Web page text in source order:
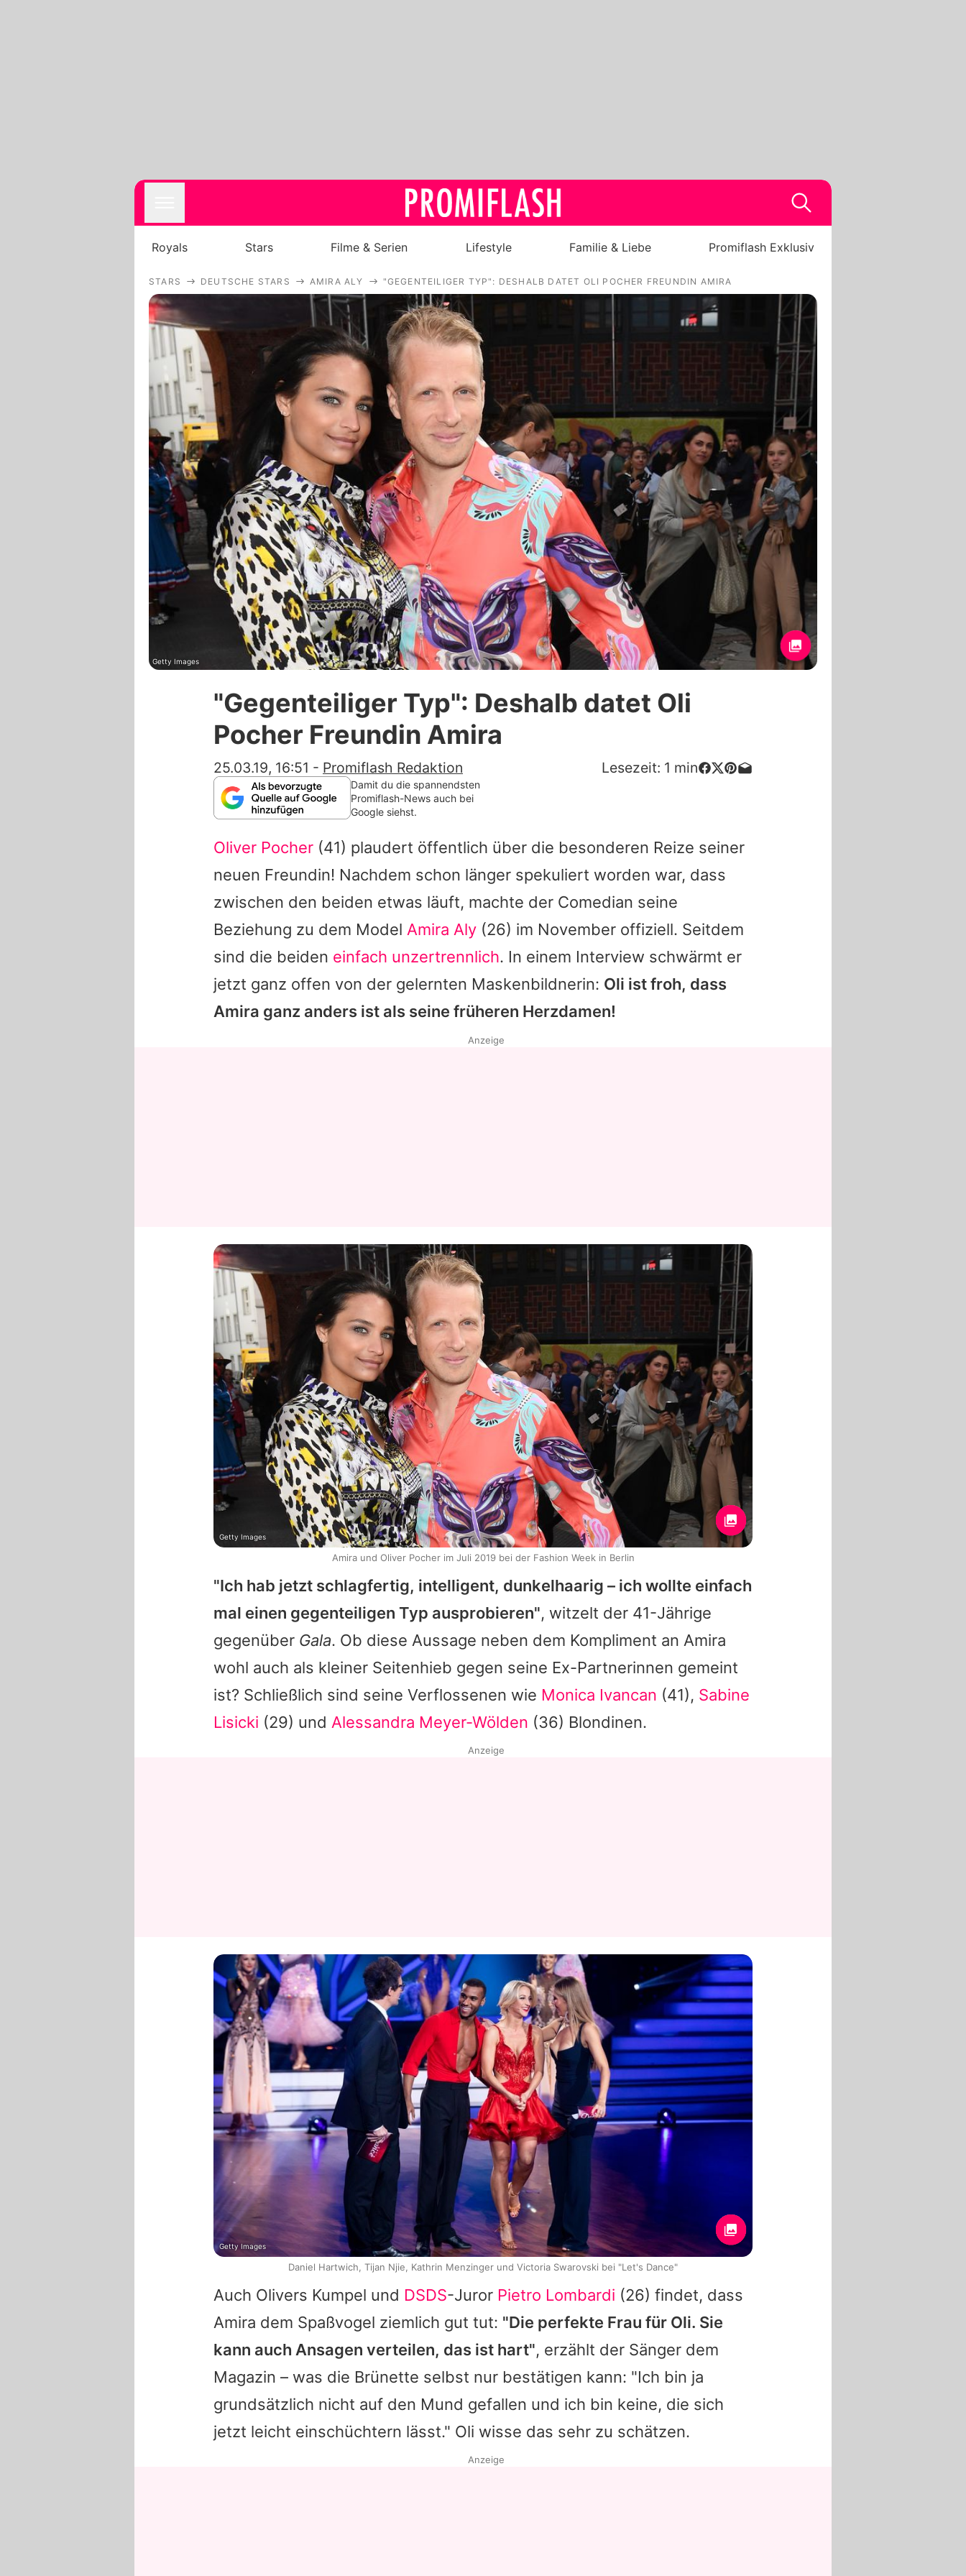
Royals
Stars
Filme & Serien
Lifestyle
Familie & Liebe
Promiflash Exklusiv
Alle Themen auf Promiflash
Jobs
App runterladen
Team
Redaktionelle Richtlinien
Impressum
Datenschutzerklärung
Nutzungsbedingungen
Utiq verwalten
Royals Stars Filme & Serien Lifestyle Familie & Liebe Promiflash Exklusiv
STARS DEUTSCHE STARS AMIRA ALY "GEGENTEILIGER TYP": DESHALB DATET OLI POCHER FREUNDIN AMIRA
Getty Images
"Gegenteiliger Typ": Deshalb datet Oli
Pocher Freundin Amira
25.03.19, 16:51 - Promiflash Redaktion Lesezeit: 1 min
Damit du die spannendsten
Promiflash-News auch bei
Google siehst.
Oliver Pocher (41) plaudert öffentlich über die besonderen Reize seiner
neuen Freundin! Nachdem schon länger spekuliert worden war, dass
zwischen den beiden etwas läuft, machte der Comedian seine
Beziehung zu dem Model Amira Aly (26) im November offiziell. Seitdem
sind die beiden einfach unzertrennlich. In einem Interview schwärmt er
jetzt ganz offen von der gelernten Maskenbildnerin: Oli ist froh, dass
Amira ganz anders ist als seine früheren Herzdamen!
"Ich hab jetzt schlagfertig, intelligent, dunkelhaarig – ich wollte einfach
mal einen gegenteiligen Typ ausprobieren", witzelt der 41-Jährige
gegenüber Gala. Ob diese Aussage neben dem Kompliment an Amira
wohl auch als kleiner Seitenhieb gegen seine Ex-Partnerinnen gemeint
ist? Schließlich sind seine Verflossenen wie Monica Ivancan (41), Sabine
Lisicki (29) und Alessandra Meyer-Wölden (36) Blondinen.
Auch Olivers Kumpel und DSDS-Juror Pietro Lombardi (26) findet, dass
Amira dem Spaßvogel ziemlich gut tut: "Die perfekte Frau für Oli. Sie
kann auch Ansagen verteilen, das ist hart", erzählt der Sänger dem
Magazin – was die Brünette selbst nur bestätigen kann: "Ich bin ja
grundsätzlich nicht auf den Mund gefallen und ich bin keine, die sich
jetzt leicht einschüchtern lässt." Oli wisse das sehr zu schätzen.
Anzeige
Getty Images
Amira und Oliver Pocher im Juli 2019 bei der Fashion Week in Berlin
Anzeige
Getty Images
Daniel Hartwich, Tijan Njie, Kathrin Menzinger und Victoria Swarovski bei "Let's Dance"
Anzeige